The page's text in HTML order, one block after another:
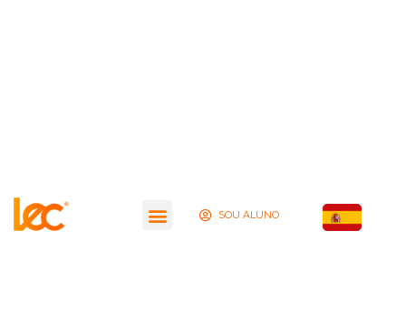
SOU ALUNO